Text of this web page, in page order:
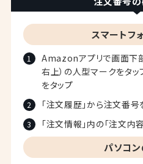
スマートフ
Amazonアプリで画面下
右上）の人型マークをタッ
をタップ
「注文履歴」から注文番
「注文情報」内の「注文内
パソコ